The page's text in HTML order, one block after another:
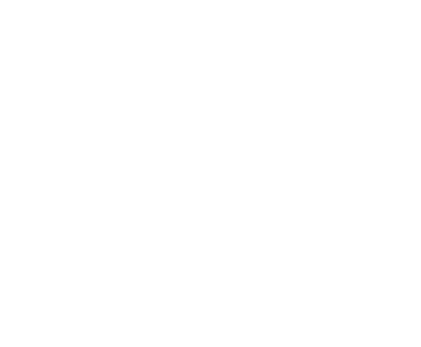
不发货偏远地区:(含新疆、西藏、内蒙古、宁夏、海南、青海)不发货